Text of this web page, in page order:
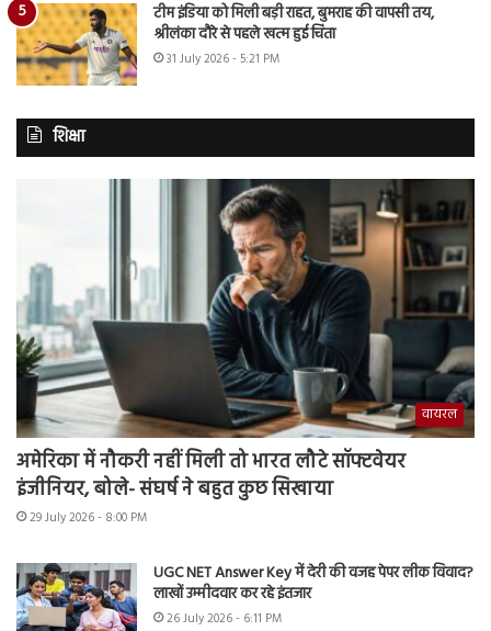
टीम इंडिया को मिली बड़ी राहत, बुमराह की वापसी तय,
श्रीलंका दौरे से पहले खत्म हुई चिंता
31 July 2026 - 5:21 PM
शिक्षा
वायरल
अमेरिका में नौकरी नहीं मिली तो भारत लौटे सॉफ्टवेयर
इंजीनियर, बोले- संघर्ष ने बहुत कुछ सिखाया
29 July 2026 - 8:00 PM
UGC NET Answer Key में देरी की वजह पेपर लीक विवाद?
लाखों उम्मीदवार कर रहे इंतजार
26 July 2026 - 6:11 PM